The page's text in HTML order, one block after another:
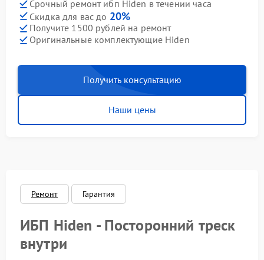
Срочный ремонт ибп Hiden в течении часа
Скидка для вас до 20%
Получите 1500 рублей на ремонт
Оригинальные комплектующие Hiden
Получить консультацию
Наши цены
Ремонт Гарантия
ИБП Hiden - Посторонний треск
внутри